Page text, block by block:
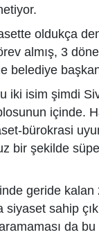
oldukça
almış, 3
belediye
isim şimdi
içinde.
bürokrasi
bir şekilde
geride kalan
sahip
da